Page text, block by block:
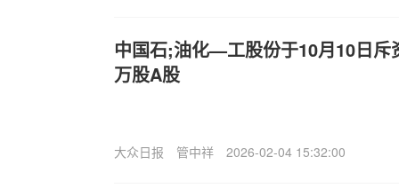
中国石;油化—工股份于10月10日斥
万股A股
大众日报 管中祥 2026-02-04 15:32:00